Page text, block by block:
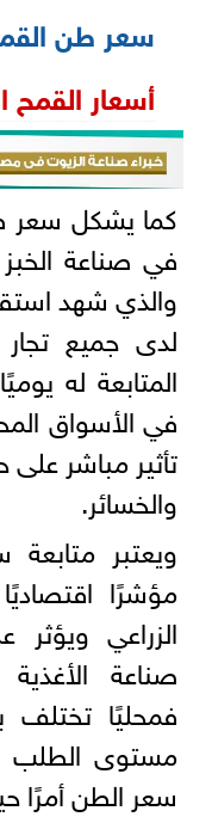
سعر طن
أسعار القمح
كما يشكل سعر
في صناعة
لدى جميع تجار
المتابعة له
في الأسواق
تأثير مباشر على
والخسائر.
ويعتبر
مؤشرًا
الزراعي
صناعة
فمحليًا
مستوى الطلب
سعر الطن أمرًا